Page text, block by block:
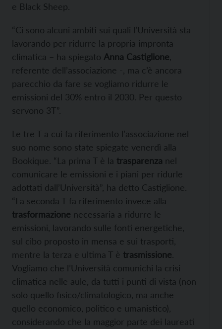
e Black Sheep.
“Ci sono alcuni ambiti sui quali l’Università sta
lavorando per ridurre la propria impronta
climatica – ha spiegato Anna Castiglione
referente dell’associazione -, ma c’è ancora
parecchio da fare se vogliamo ridurre le
emissioni del 30% entro il 2030. Per questo
servono 3T”.
Le tre T a cui fa riferimento l’associazione nel
suo nome sono state spiegate venerdì alla
Bookique. “La prima T è la trasparenza nel
comunicare le emissioni e i piani per ridurle
adottati dall’Università”, ha detto Castiglione.
“La seconda T fa riferimento invece alla
trasformazione necessaria a ridurre le
emissioni, lavorando sulle fonti energetiche,
sul cibo proposto in mensa e sui trasporti,
mentre la terza e ultima T è trasmissione.
Vogliamo che l’Università comunichi la crisi
climatica nelle aule, da tutti i punti di vista (non
solo quello fisico/climatologico, ma anche
quello economico, politico e umanistico),
considerando che la maggior parte dei laureati